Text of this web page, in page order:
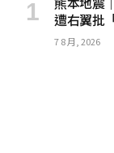
遭右翼批
7 8 月, 2026